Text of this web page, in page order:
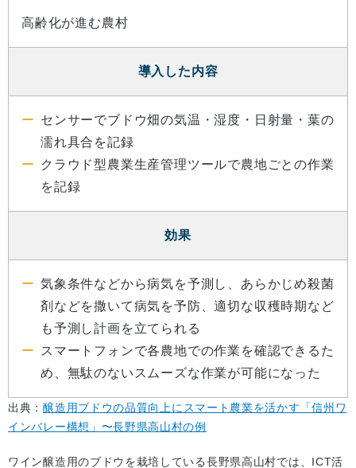
高齢化が進む農村
導入した内容
センサーでブドウ畑の気温・湿度・日射量・葉の
濡れ具合を記録
クラウド型農業生産管理ツールで農地ごとの作業
を記録
効果
気象条件などから病気を予測し、あらかじめ殺菌
剤などを撒いて病気を予防、適切な収穫時期など
も予測し計画を立てられる
スマートフォンで各農地での作業を確認できるた
め、無駄のないスムーズな作業が可能になった
出典：醸造用ブドウの品質向上にスマート農業を活かす「信州ワ
インバレー構想」〜長野県高山村の例
ワイン醸造用のブドウを栽培している長野県高山村では、ICT活